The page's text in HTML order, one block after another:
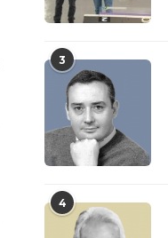
3
4